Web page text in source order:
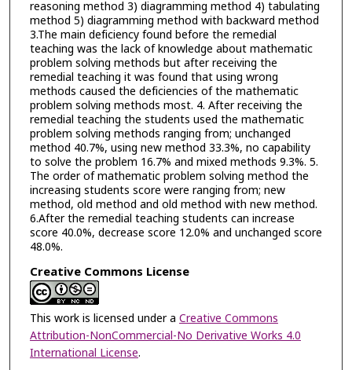
reasoning method 3) diagramming method 4) tabulating
method 5) diagramming method with backward method
3.The main deficiency found before the remedial
teaching was the lack of knowledge about mathematic
problem solving methods but after receiving the
remedial teaching it was found that using wrong
methods caused the deficiencies of the mathematic
problem solving methods most. 4. After receiving the
remedial teaching the students used the mathematic
problem solving methods ranging from; unchanged
method 40.7%, using new method 33.3%, no capability
to solve the problem 16.7% and mixed methods 9.3%. 5.
The order of mathematic problem solving method the
increasing students score were ranging from; new
method, old method and old method with new method.
6.After the remedial teaching students can increase
score 40.0%, decrease score 12.0% and unchanged score
48.0%.
Creative Commons License
This work is licensed under a Creative Commons
Attribution-NonCommercial-No Derivative Works 4.0
International License.